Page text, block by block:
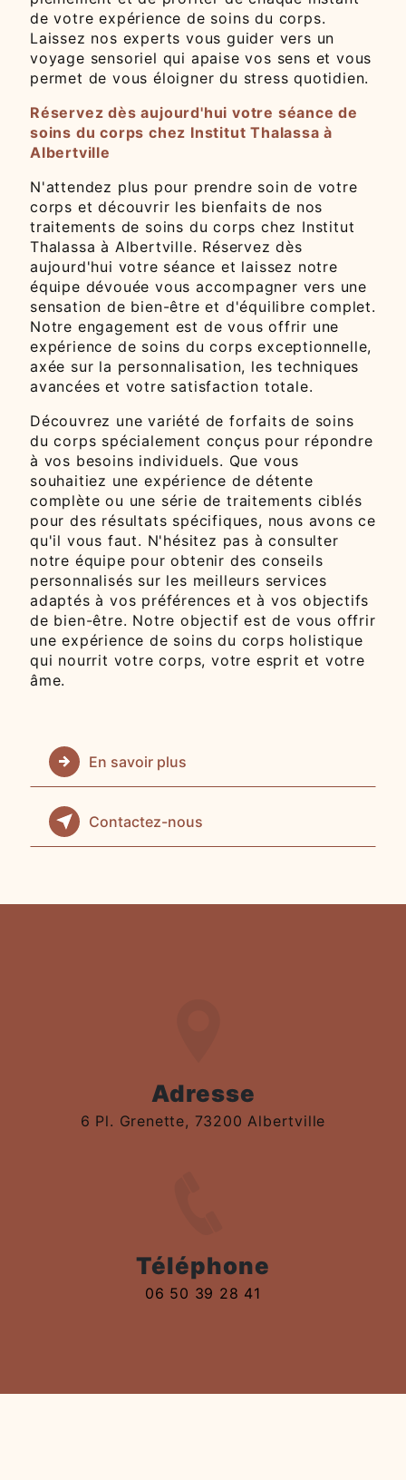
de votre expérience de soins du corps.
Laissez nos experts vous guider vers un
voyage sensoriel qui apaise vos sens et vous
permet de vous éloigner du stress quotidien.
Réservez dès aujourd'hui votre séance de
soins du corps chez Institut Thalassa à
Albertville
N'attendez plus pour prendre soin de votre
corps et découvrir les bienfaits de nos
traitements de soins du corps chez Institut
Thalassa à Albertville. Réservez dès
aujourd'hui votre séance et laissez notre
équipe dévouée vous accompagner vers une
sensation de bien-être et d'équilibre complet.
Notre engagement est de vous offrir une
expérience de soins du corps exceptionnelle,
axée sur la personnalisation, les techniques
avancées et votre satisfaction totale.
Découvrez une variété de forfaits de soins
du corps spécialement conçus pour répondre
à vos besoins individuels. Que vous
souhaitiez une expérience de détente
complète ou une série de traitements ciblés
pour des résultats spécifiques, nous avons ce
qu'il vous faut. N'hésitez pas à consulter
notre équipe pour obtenir des conseils
personnalisés sur les meilleurs services
adaptés à vos préférences et à vos objectifs
de bien-être. Notre objectif est de vous offrir
une expérience de soins du corps holistique
qui nourrit votre corps, votre esprit et votre
âme.
En savoir plus
Contactez-nous
Adresse
6 Pl. Grenette, 73200 Albertville
Téléphone
06 50 39 28 41